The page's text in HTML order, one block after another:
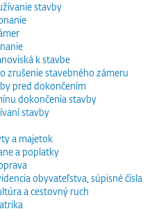
stavby
k stavbe
zrušenie stavebného zámeru
pred dokončením
dokončenia stavby
stavby
a majetok
a poplatky
obyvateľstva, súpisné čísla
a cestovný ruch